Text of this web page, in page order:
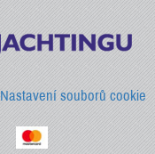
Nastavení souborů cookie